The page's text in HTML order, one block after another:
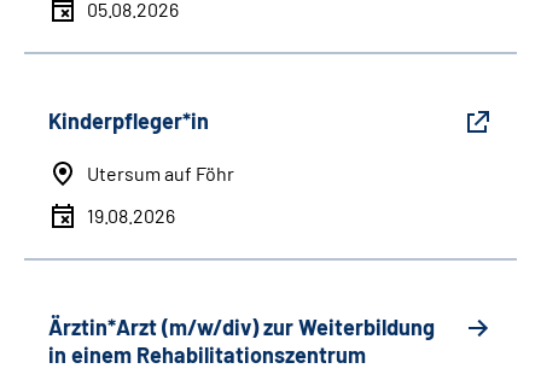
05.08.2026
Kinderpfleger*in
Utersum auf Föhr
19.08.2026
Ärztin*Arzt (m/w/div) zur Weiterbildung
in einem Rehabilitationszentrum